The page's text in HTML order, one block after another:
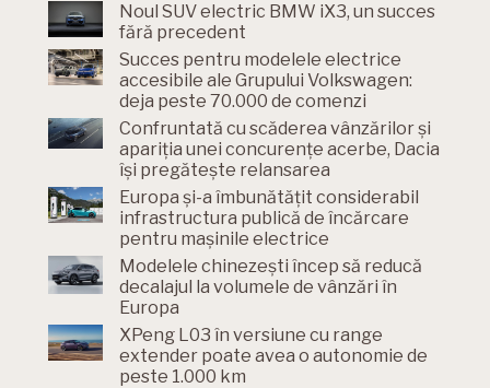
Noul SUV electric BMW iX3, un succes
fără precedent
Succes pentru modelele electrice
accesibile ale Grupului Volkswagen:
deja peste 70.000 de comenzi
Confruntată cu scăderea vânzărilor și
apariția unei concurențe acerbe, Dacia
își pregătește relansarea
Europa și-a îmbunătățit considerabil
infrastructura publică de încărcare
pentru mașinile electrice
Modelele chinezești încep să reducă
decalajul la volumele de vânzări în
Europa
XPeng L03 în versiune cu range
extender poate avea o autonomie de
peste 1.000 km